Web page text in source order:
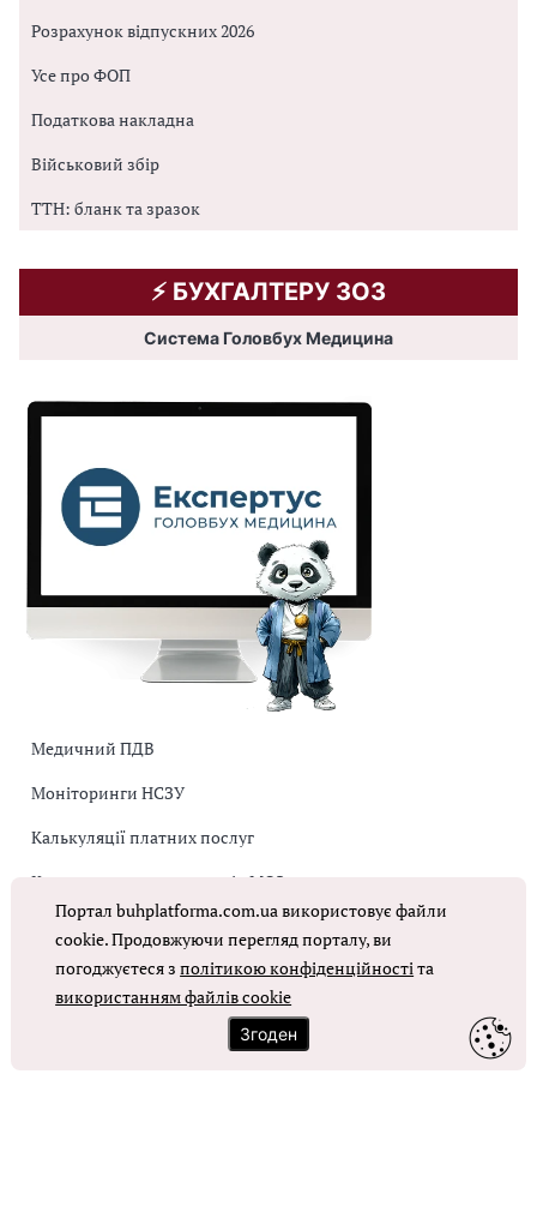
Розрахунок відпускних 2026
Усе про ФОП
Податкова накладна
Військовий збір
ТТН: бланк та зразок
⚡️ БУХГАЛТЕРУ ЗОЗ
Система Головбух Медицина
Медичний ПДВ
Моніторинги НСЗУ
Калькуляції платних послуг
Коригувальна накладна від МОЗ
Оплата праці в КНП
ОТРИМАТИ ДОСТУП
Портал buhplatforma.com.ua використовує файли
cookie. Продовжуючи перегляд порталу, ви
погоджуєтеся зполітикою конфіденційностіта
використанням файлів cookie
Згоден